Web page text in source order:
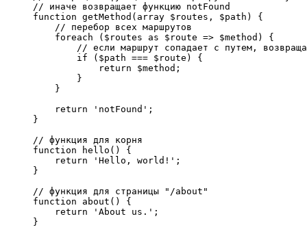
// иначе возвращает функцию notFound
function getMethod(array $routes, $path) {
    // перебор всех маршрутов
    foreach ($routes as $route => $method) {
// если маршрут сопадает с путем,
        if ($path === $route) {
            return $method;
        }
    }
    return 'notFound';
}
// функция для корня
function hello() {
    return 'Hello, world!';
}
// функция для страницы "/about"
function about() {
    return 'About us.';
}